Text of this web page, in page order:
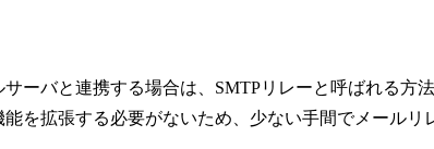
ーバと連携する場合は、SMTPリレーと呼ばれる
を拡張する必要がないため、少ない手間でメールリ